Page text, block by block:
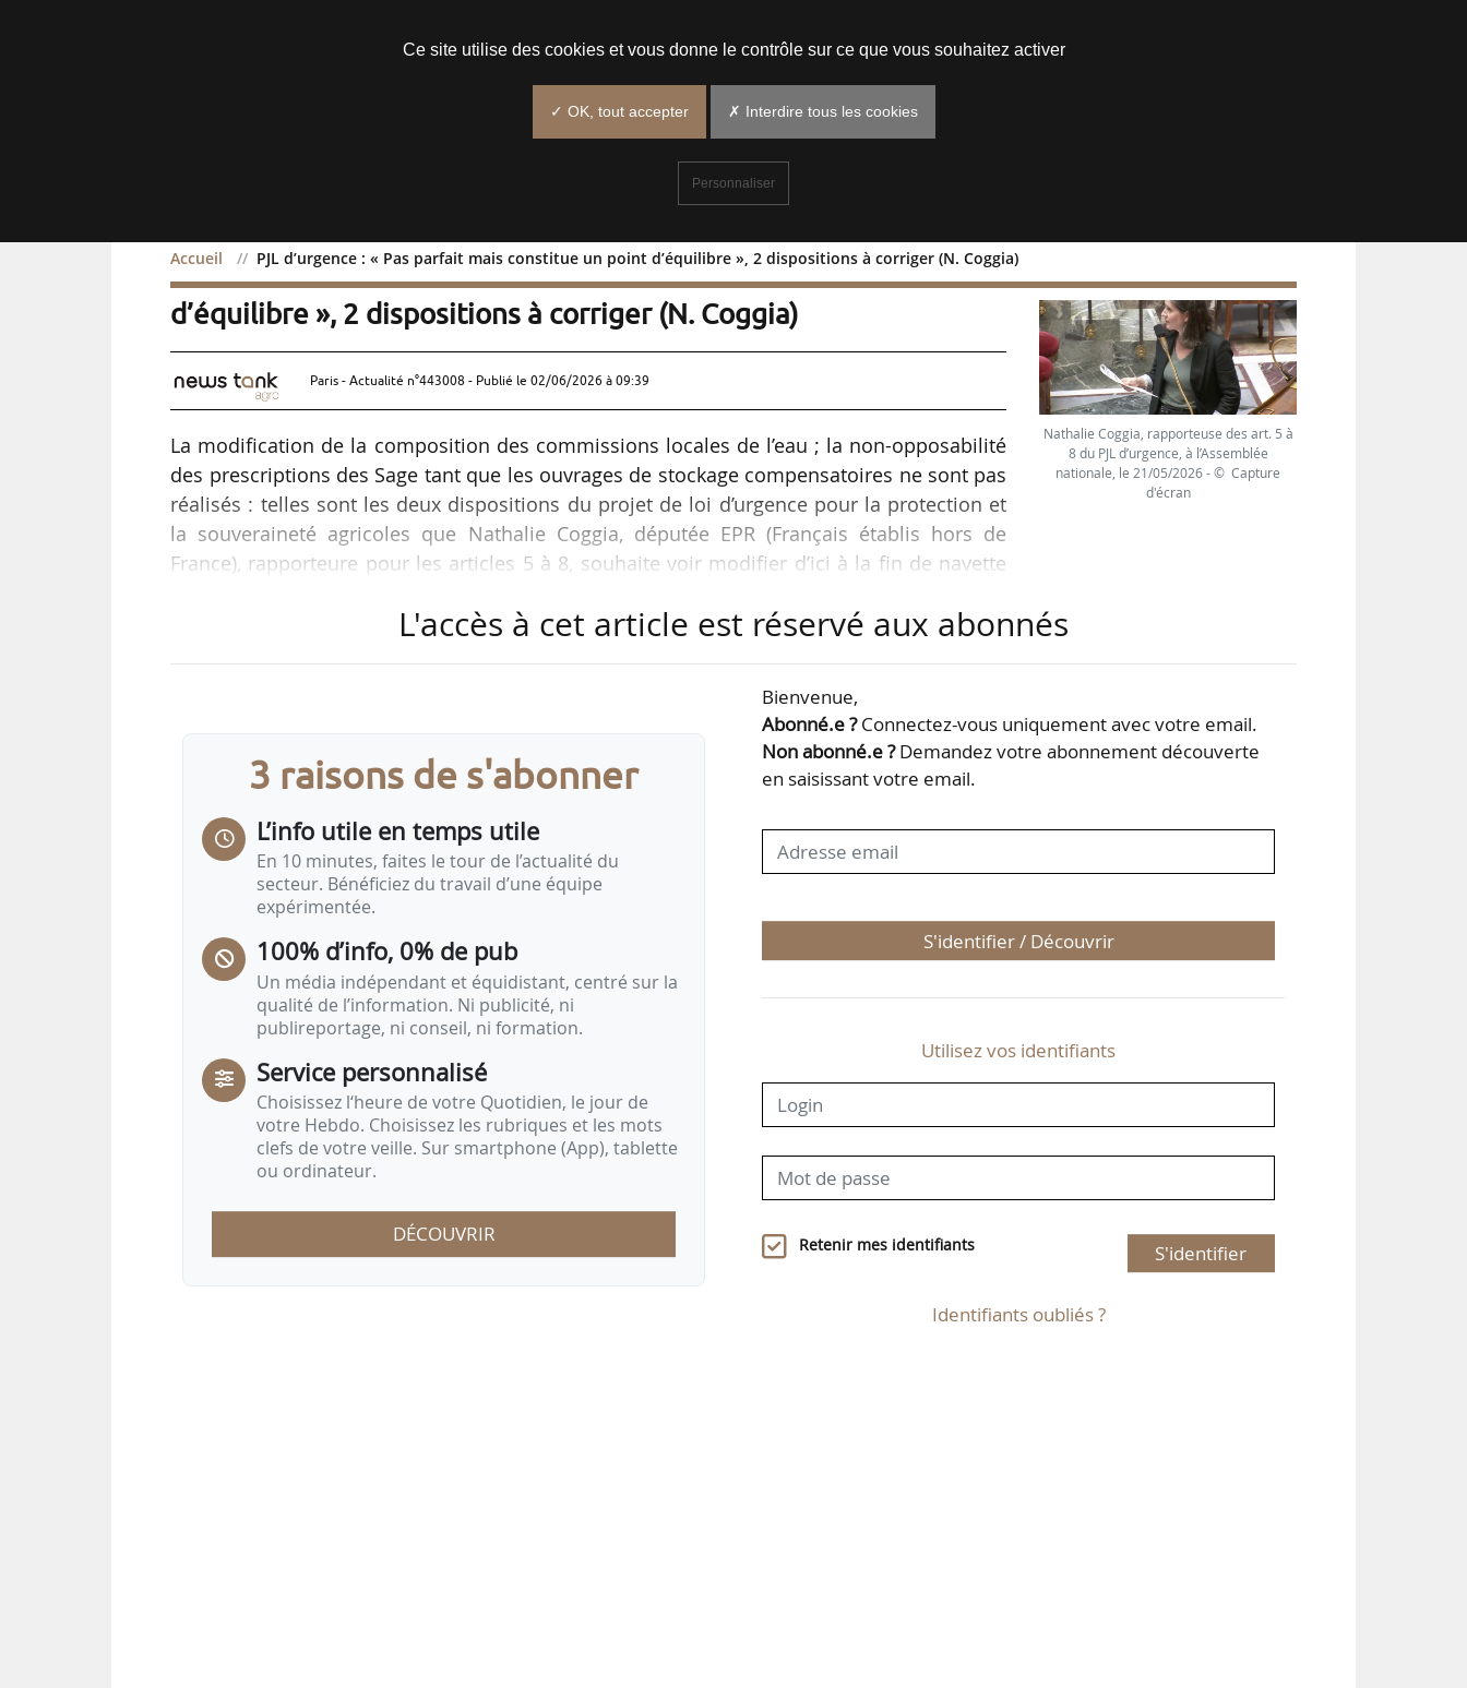
Accueil PJL d’urgence : « Pas parfait mais constitue un point d’équilibre », 2 dispositions à corriger (N. Coggia)
PJL d’urgence : « Pas parfait mais constitue un point
d’équilibre », 2 dispositions à corriger (N. Coggia)
Paris - Actualité n°443008 - Publié le 02/06/2026 à 09:39
La modification de la composition des commissions locales de l’eau ; la non-opposabilité
des prescriptions des Sage tant que les ouvrages de stockage compensatoires ne sont pas
réalisés : telles sont les deux dispositions du projet de loi d’urgence pour la protection et
la souveraineté agricoles que Nathalie Coggia, députée EPR (Français établis hors de
France), rapporteure pour les articles 5 à 8, souhaite voir modifier d’ici à la fin de navette
l’Assemblée nationale sur ce texte est prévu le 02/06/2026.
par un amendement de Nicolas Turquois (Les Démocrates, Vienne) à l’article 5 ter, visant à
Nathalie Coggia, rapporteuse des art. 5 à
8 du PJL d’urgence, à l’Assemblée
nationale, le 21/05/2026 - © Capture
d'écran
L'accès à cet article est réservé aux abonnés
3 raisons de s'abonner
L’info utile en temps utile
En 10 minutes, faites le tour de l’actualité du
secteur. Bénéficiez du travail d’une équipe
expérimentée.
100% d’info, 0% de pub
Un média indépendant et équidistant, centré sur la
qualité de l’information. Ni publicité, ni
publireportage, ni conseil, ni formation.
Service personnalisé
Choisissez l‘heure de votre Quotidien, le jour de
votre Hebdo. Choisissez les rubriques et les mots
clefs de votre veille. Sur smartphone (App), tablette
ou ordinateur.
DÉCOUVRIR
Bienvenue,
Abonné.e ?Connectez-vous uniquement avec votre email.
Non abonné.e ?Demandez votre abonnement découverte
en saisissant votre email.
S'identifier / Découvrir
Utilisez vos identifiants
Retenir mes identifiants S'identifier
Identifiants oubliés ?
Ce site utilise des cookies et vous donne le contrôle sur ce que vous souhaitez activer
✓ OK, tout accepter ✗ Interdire tous les cookies
Personnaliser